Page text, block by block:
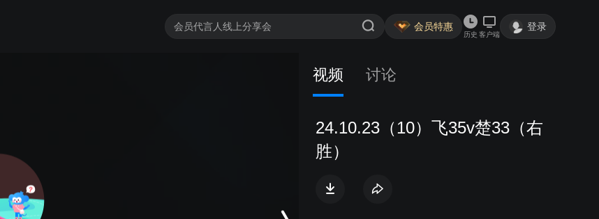
会员特惠
历史 客户端
登录
视频 讨论
24.10.23（10）飞35v楚33（右
胜）